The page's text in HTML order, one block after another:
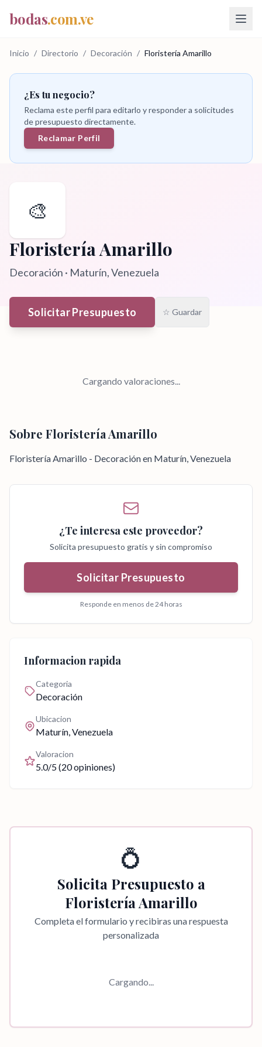
bodas.com.ve
Inicio / Directorio / Decoración / Floristería Amarillo
¿Es tu negocio?
Reclama este perfil para editarlo y responder a solicitudes
de presupuesto directamente.
Reclamar Perfil
🎨
Floristería Amarillo
Decoración · Maturín, Venezuela
Solicitar Presupuesto ☆ Guardar
Cargando valoraciones...
Sobre Floristería Amarillo
Floristería Amarillo - Decoración en Maturín, Venezuela
¿Te interesa este proveedor?
Solicita presupuesto gratis y sin compromiso
Solicitar Presupuesto
Responde en menos de 24 horas
Informacion rapida
Categoria
Decoración
Ubicacion
Maturín, Venezuela
Valoracion
5.0/5 (20opiniones)
💍
Solicita Presupuesto a
Floristería Amarillo
Completa el formulario y recibiras una respuesta
personalizada
Cargando...